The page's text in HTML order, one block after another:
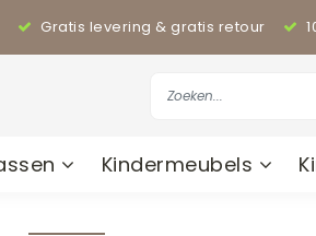
Gratis levering & gratis retour
Kindermeubels